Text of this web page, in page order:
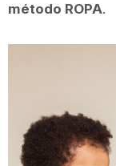
método ROPA.